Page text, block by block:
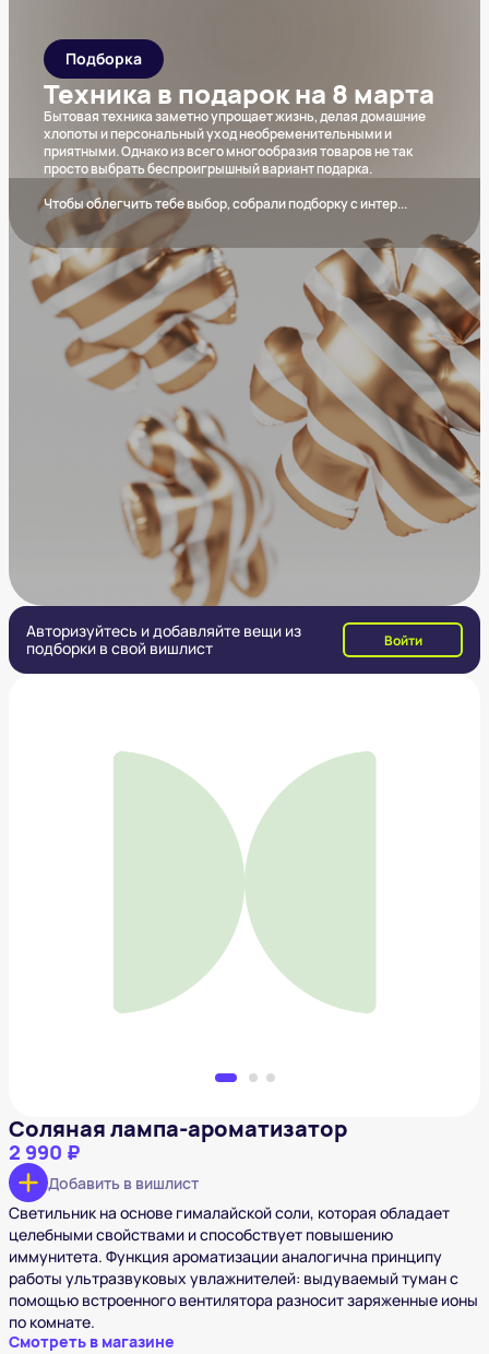
Подборка
Техника в подарок на 8 марта
Бытовая техника заметно упрощает жизнь, делая домашние
хлопоты и персональный уход необременительными и
приятными. Однако из всего многообразия товаров не так
просто выбрать беспроигрышный вариант подарка.
Чтобы облегчить тебе выбор, собрали подборку с интер...
Авторизуйтесь и добавляйте вещи из
подборки в свой вишлист
Войти
Соляная лампа-ароматизатор
2 990 ₽
Добавить в вишлист
Соляная лампа-ароматизатор
2 990 ₽
Добавить в вишлист
Cветильник на основе гималайской соли, которая обладает
целебными свойствами и способствует повышению
иммунитета. Функция ароматизации аналогична принципу
работы ультразвуковых увлажнителей: выдуваемый туман с
помощью встроенного вентилятора разносит заряженные ионы
по комнате.
Смотреть в магазине